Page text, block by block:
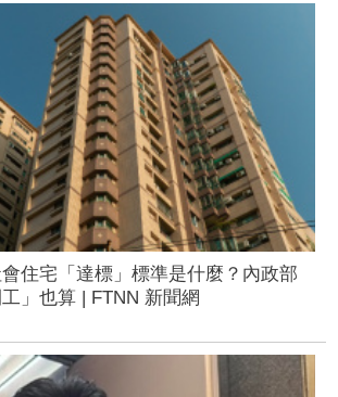
住宅「達標」標準是什麼？內政部
」也算 | FTNN 新聞網